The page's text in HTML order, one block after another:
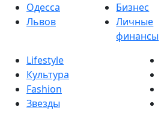
Одесса
Львов
Бизнес
Личные
финансы
Lifestyle
Культура
Fashion
Звезды